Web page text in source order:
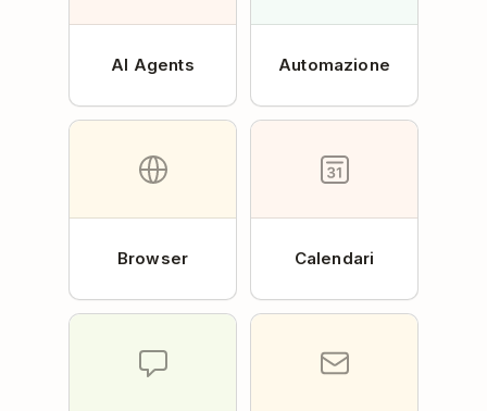
AI Agents Automazione
Browser Calendari